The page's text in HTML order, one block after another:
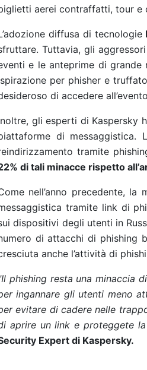
aerei contraffatti, tour e
diffusa di tecnologie
Tuttavia, gli
e le anteprime di grande
per phisher e
di accedere
gli esperti di Kaspersky
di messaggistica.
tramite
di tali minacce rispetto
nell’anno precedente,
tramite link di
dispositivi degli utenti in
di attacchi di phishing
anche l’attività di
phishing resta una minaccia
ingannare gli utenti meno
evitare di cadere nelle
aprire un link e proteggete
Expert di Kaspersky.